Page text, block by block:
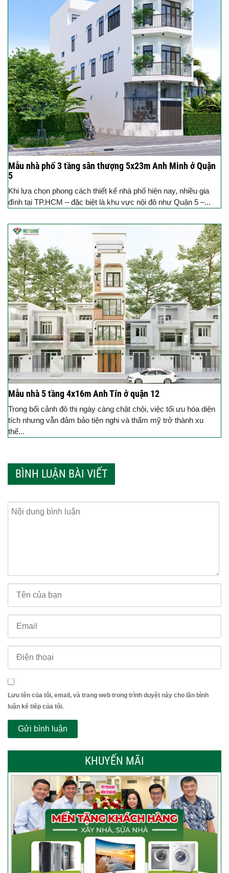
Mẫu nhà phố 3 tầng sân thượng 5x23m Anh Minh ở Quận
5
Khi lựa chọn phong cách thiết kế nhà phố hiện nay, nhiều gia
đình tại TP.HCM – đặc biệt là khu vực nội đô như Quận 5 –...
Mẫu nhà 5 tầng 4x16m Anh Tín ở quận 12
Trong bối cảnh đô thị ngày càng chật chội, việc tối ưu hóa diện
tích nhưng vẫn đảm bảo tiện nghi và thẩm mỹ trở thành xu
thế...
BÌNH LUẬN BÀI VIẾT
Lưu tên của tôi, email, và trang web trong trình duyệt này cho lần bình
luận kế tiếp của tôi.
KHUYẾN MÃI